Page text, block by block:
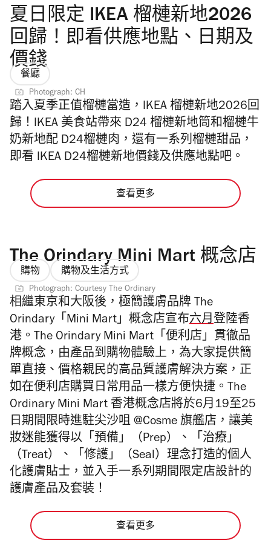
夏日限定 IKEA 榴槤新地2026
回歸！即看供應地點、日期及
價錢
餐廳
Photograph: CH
踏入夏季正值榴槤當造，IKEA 榴槤新地2026回
歸！IKEA 美食站帶來 D24 榴槤新地筒和榴槤牛
奶新地配 D24榴槤肉，還有一系列榴槤甜品，
即看 IKEA D24榴槤新地價錢及供應地點吧。
查看更多
The Orindary Mini Mart 概念店
購物 購物及生活方式
Photograph: Courtesy The Ordinary
相繼東京和大阪後，極簡護膚品牌 The
Orindary「Mini Mart」概念店宣布六月登陸香
港。 The Orindary Mini Mart「便利店」貫徹品
牌概念，由產品到購物體驗上，為大家提供簡
單直接、價格親民的高品質護膚解決方案，正
如在便利店購買日常用品一樣方便快捷。The
Ordinary Mini Mart 香港概念店將於6月19至25
日期間限時進駐尖沙咀 @Cosme 旗艦店，讓美
妝迷能獲得以「預備」（Prep）、「治療」
（Treat）、「修護」（Seal）理念打造的個人
化護膚貼士，並入手一系列期間限定店設計的
護膚產品及套裝！
查看更多